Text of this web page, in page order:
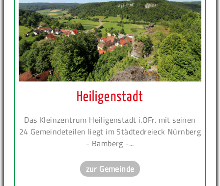
Heiligenstadt
Das Kleinzentrum Heiligenstadt i.OFr. mit seinen
24 Gemeindeteilen liegt im Städtedreieck Nürnberg
- Bamberg -...
zur Gemeinde